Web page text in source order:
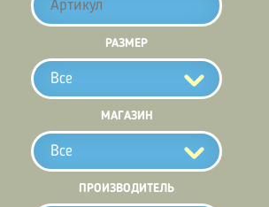
РАЗМЕР
Все
МАГАЗИН
Все
ПРОИЗВОДИТЕЛЬ